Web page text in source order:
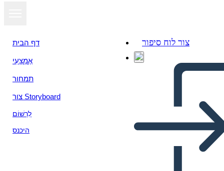
דף הבית
אֶמְצָעִי
תמחור
צור Storyboard
לִרְשׁוֹם
היכנס
צור לוח סיפור